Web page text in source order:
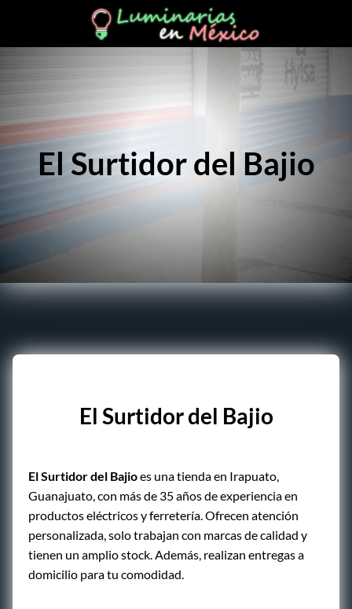
El Surtidor del Bajio
El Surtidor del Bajio
El Surtidor del Bajioes una tienda en Irapuato,
Guanajuato, con más de 35 años de experiencia en
productos eléctricos y ferretería. Ofrecen atención
personalizada, solo trabajan con marcas de calidad y
tienen un amplio stock. Además, realizan entregas a
domicilio para tu comodidad.